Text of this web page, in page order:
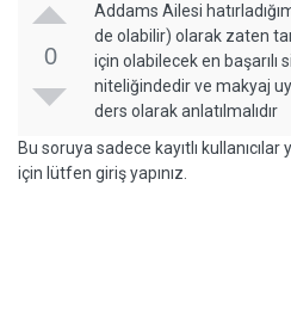
0
Addams Ailesi
de olabilir) olarak zaten
için olabilecek en başarılı
niteliğindedir ve makyaj
ders olarak anlatılmalıdır
Bu soruya sadece kayıtlı
için lütfen giriş yapınız.